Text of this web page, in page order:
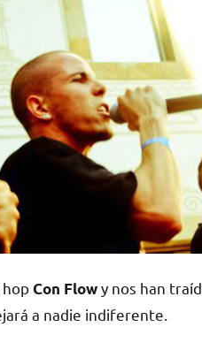
hopCon Flowy nos han
a nadie indiferente.